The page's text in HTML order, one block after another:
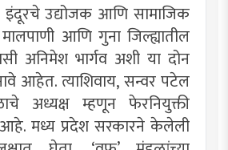
उद्योजक आणि सामाजिक
आणि गुना जिल्ह्यातील
अनिमेश भार्गव अशी या दोन
आहेत. त्याशिवाय, सन्वर पटेल
अध्यक्ष म्हणून फेरनियुक्ती
मध्य प्रदेश सरकारने केलेली